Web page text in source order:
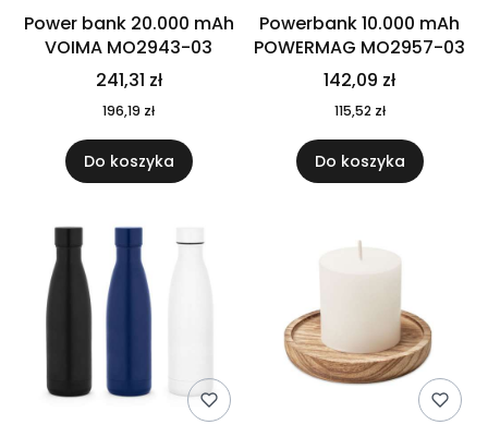
Power bank 20.000 mAh
VOIMA MO2943-03
241,31 zł
196,19 zł
Do koszyka
Powerbank 10.000 mAh
POWERMAG MO2957-03
142,09 zł
115,52 zł
Do koszyka